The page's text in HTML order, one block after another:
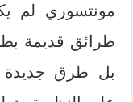
مونتسوري لم
طرائق قديمة
بل طرق جديدة